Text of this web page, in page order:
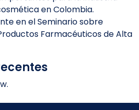
en Colombia.
en el Seminario sobre
Farmacéuticos de Alta